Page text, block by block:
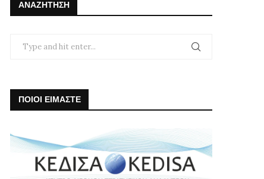
ΑΝΑΖΉΤΗΣΗ
ΠΟΙΟΙ ΕΙΜΑΣΤΕ